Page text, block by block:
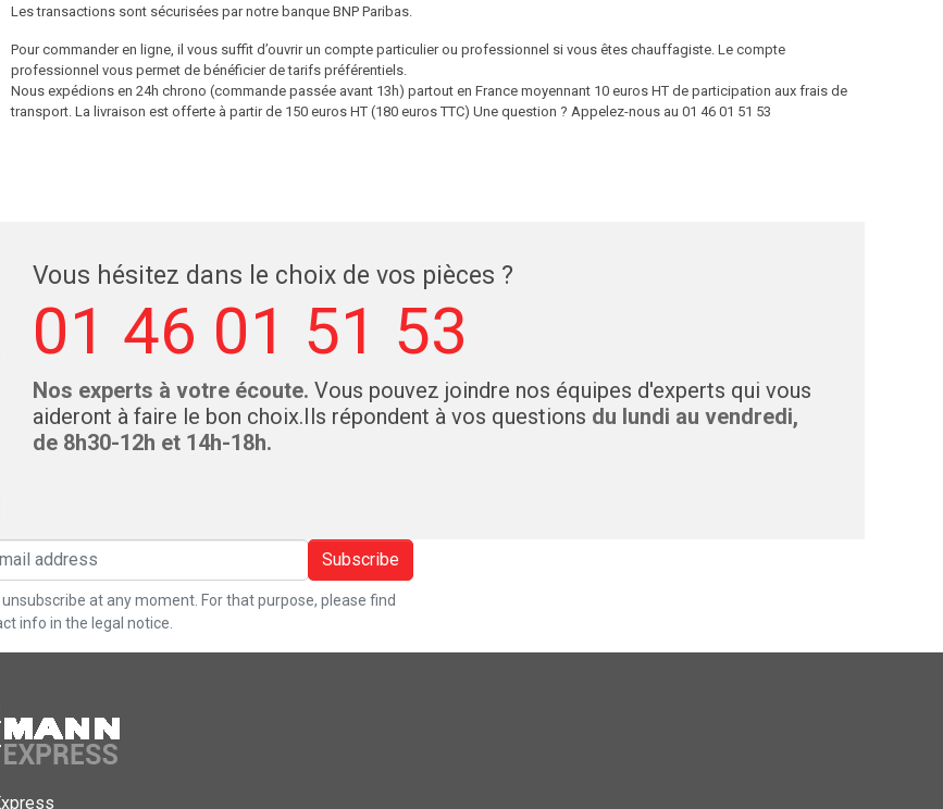
Les transactions sont sécurisées par notre banque BNP Paribas.
Pour commander en ligne, il vous suffit d’ouvrir un compte particulier ou professionnel si vous êtes chauffagiste. Le compte
professionnel vous permet de bénéficier de tarifs préférentiels.
Nous expédions en 24h chrono (commande passée avant 13h) partout en France moyennant 10 euros HT de participation aux frais de
transport. La livraison est offerte à partir de 150 euros HT (180 euros TTC) Une question ? Appelez-nous au 01 46 01 51 53
Vous hésitez dans le choix de vos pièces ?
01 46 01 51 53
Nos experts à votre écoute. Vous pouvez joindre nos équipes d'experts qui vous
aideront à faire le bon choix.Ils répondent à vos questions du lundi au vendredi,
de 8h30-12h et 14h-18h.
Subscribe
at any moment. For that purpose, please find
info in the legal notice.